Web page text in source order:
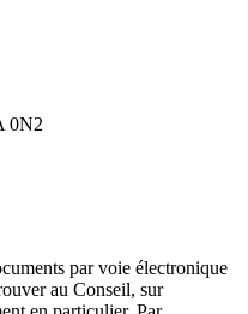
0N2
par voie électronique
au Conseil, sur